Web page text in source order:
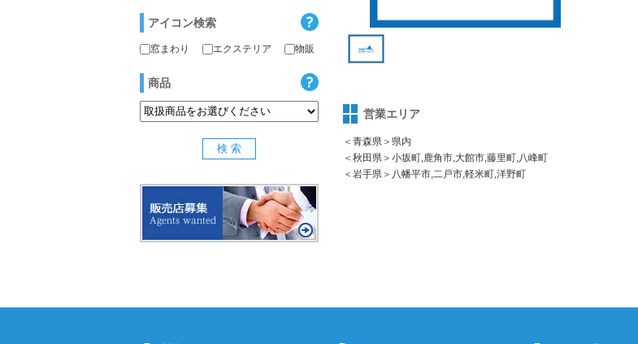
営業エリア
＜青森県＞県内
＜秋田県＞小坂町,鹿角市,大館市,藤里町,八峰町
＜岩手県＞八幡平市,二戸市,軽米町,洋野町
アイコン検索
窓まわり エクステリア 物販
商品